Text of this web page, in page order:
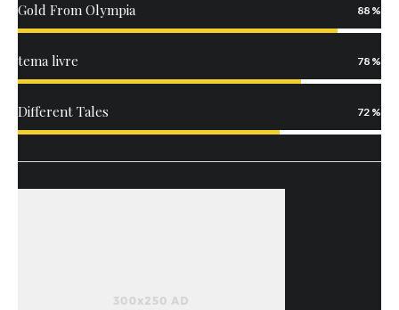
Gold From Olympia 88
tema livre 78
Different Tales 72